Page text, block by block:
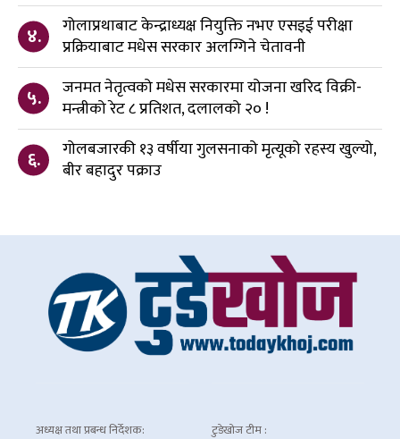
४.
गोलाप्रथाबाट केन्द्राध्यक्ष नियुक्ति नभए एसइई परीक्षा
प्रक्रियाबाट मधेस सरकार अलग्गिने चेतावनी
५.
जनमत नेतृत्वको मधेस सरकारमा योजना खरिद विक्री-
मन्त्रीको रेट ८ प्रतिशत, दलालको २० !
६.
गोलबजारकी १३ वर्षीया गुलसनाको मृत्यूको रहस्य खुल्यो,
बीर बहादुर पक्राउ
अध्यक्ष तथा प्रबन्ध निर्देशक: टुडेखोज टीम :